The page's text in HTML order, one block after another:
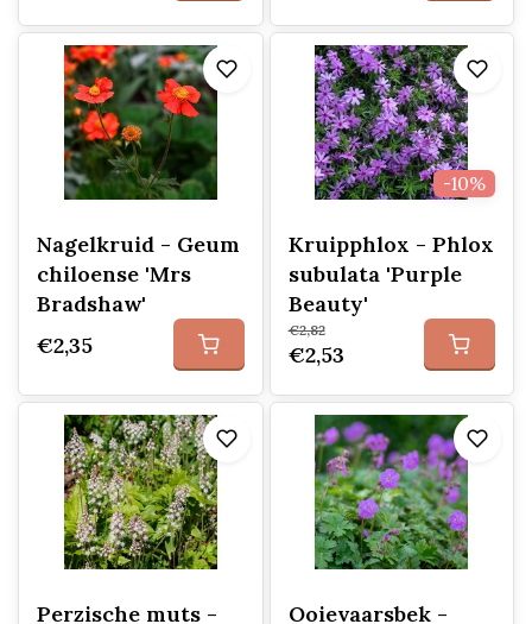
Nagelkruid - Geum
chiloense 'Mrs
Bradshaw'
€2,35
-10%
Kruipphlox - Phlox
subulata 'Purple
Beauty'
€2,82
€2,53
Perzische muts -
Ooievaarsbek -